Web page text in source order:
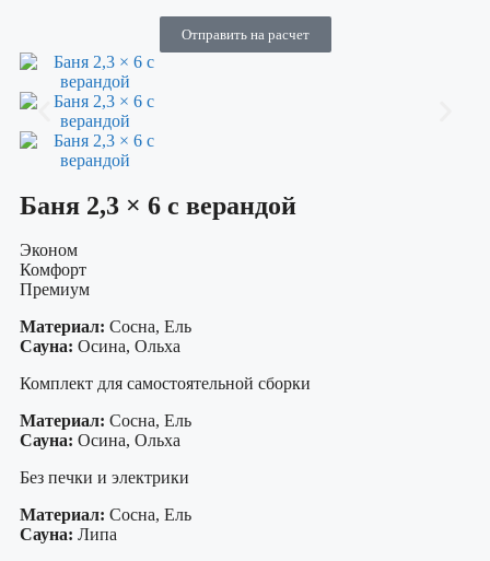
Отправить на расчет
Баня 2,3 × 6 с верандой
Эконом
Комфорт
Премиум
Материал: Сосна, Ель
Сауна: Осина, Ольха
Комплект для самостоятельной сборки
Материал: Сосна, Ель
Сауна: Осина, Ольха
Без печки и электрики
Материал: Сосна, Ель
Сауна: Липа